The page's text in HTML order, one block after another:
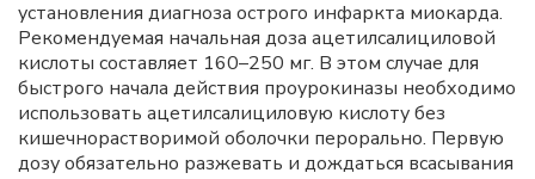
установления диагноза острого инфаркта миокарда.
Рекомендуемая начальная доза ацетилсалициловой
кислоты составляет 160–250 мг. В этом случае для
быстрого начала действия проурокиназы необходимо
использовать ацетилсалициловую кислоту без
кишечнорастворимой оболочки перорально. Первую
дозу обязательно разжевать и дождаться всасывания